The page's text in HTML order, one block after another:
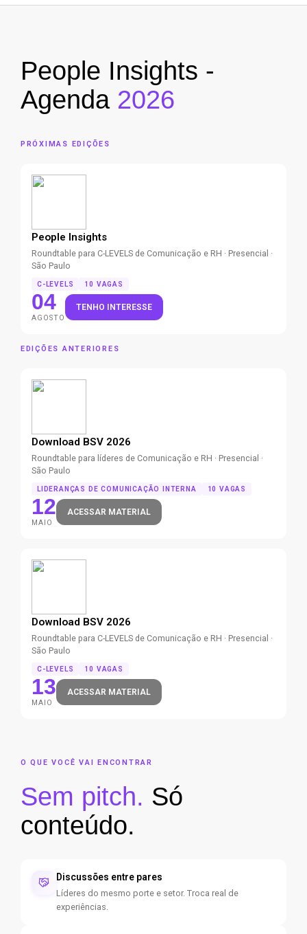
People Insights -
Agenda 2026
PRÓXIMAS EDIÇÕES
People Insights
Roundtable para C-LEVELS de Comunicação e RH · Presencial ·
São Paulo
C-LEVELS 10 VAGAS
04
AGOSTO
TENHO INTERESSE
EDIÇÕES ANTERIORES
Download BSV 2026
Roundtable para líderes de Comunicação e RH · Presencial ·
São Paulo
LIDERANÇAS DE COMUNICAÇÃO INTERNA 10 VAGAS
12
MAIO
ACESSAR MATERIAL
Download BSV 2026
Roundtable para C-LEVELS de Comunicação e RH · Presencial ·
São Paulo
C-LEVELS 10 VAGAS
13
MAIO
ACESSAR MATERIAL
O QUE VOCÊ VAI ENCONTRAR
Sem pitch. Só
conteúdo.
Discussões entre pares
Líderes do mesmo porte e setor. Troca real de
experiências.